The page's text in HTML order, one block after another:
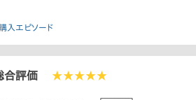
入エピソード
合評価 ★★★★★